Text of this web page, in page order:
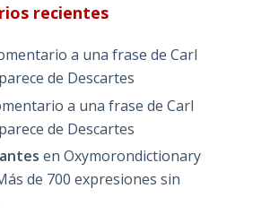
recientes
a una frase de Carl
de Descartes
a una frase de Carl
de Descartes
en Oxymorondictionary
de 700 expresiones sin